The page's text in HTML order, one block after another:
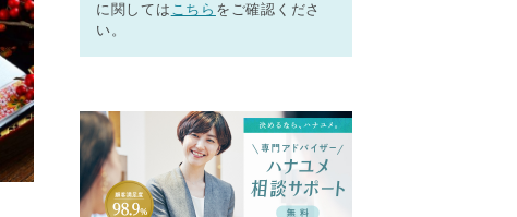
に関しては こちら をご確認くださ
い。